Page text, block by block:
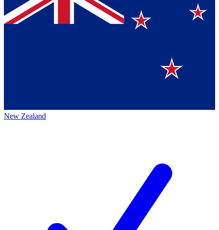
New Zealand